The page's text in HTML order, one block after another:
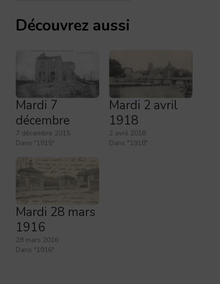
Découvrez aussi
Mardi 7
décembre
7 décembre 2015
Dans "1915"
Mardi 2 avril
1918
2 avril 2018
Dans "1918"
Mardi 28 mars
1916
28 mars 2016
Dans "1916"